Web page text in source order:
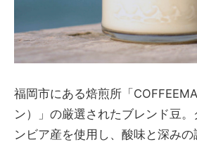
福岡市にある焙煎所「
ン）」の厳選されたブレンド豆
ンビア産を使用し、酸味と深み